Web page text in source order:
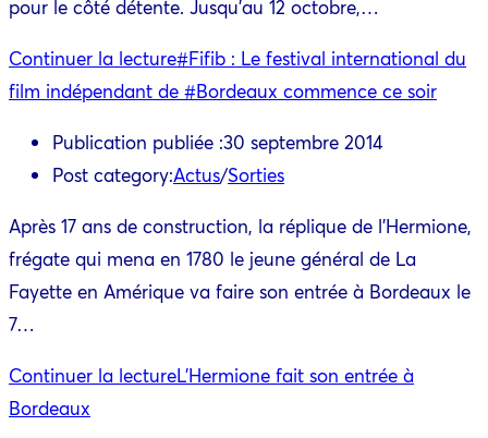
pour le côté détente. Jusqu'au 12 octobre,…
Continuer la lecture#Fifib : Le festival international du
film indépendant de #Bordeaux commence ce soir
Publication publiée :30 septembre 2014
Post category:Actus/Sorties
Après 17 ans de construction, la réplique de l'Hermione,
frégate qui mena en 1780 le jeune général de La
Fayette en Amérique va faire son entrée à Bordeaux le
7…
Continuer la lectureL’Hermione fait son entrée à
Bordeaux